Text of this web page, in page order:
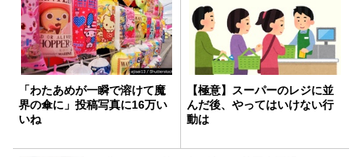
「わたあめが一瞬で溶けて魔
界の傘に」投稿写真に16万い
いね
【極意】スーパーのレジに並
んだ後、やってはいけない行
動は